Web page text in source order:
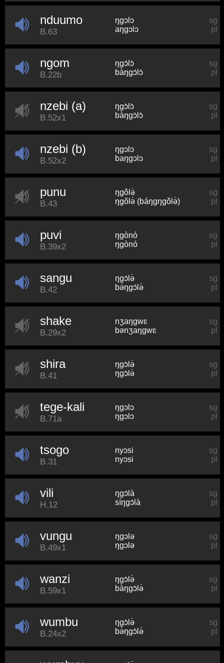
nduumo
B.63
ŋɡɔlɔ
sg
aŋɡɔlɔ
pl
ngom
B.22b
ŋɡɔ́lɔ̀
sg
bàŋɡɔ́lɔ̀
pl
nzebi (a)
B.52x1
ŋɡɔ̀lɔ̀
sg
bàŋɡɔ̀lɔ̀
pl
nzebi (b)
B.52x2
ŋɡɔlɔ
sg
baŋɡɔlɔ
pl
punu
B.43
ŋɡǒlə̀
sg
ŋɡǒlə̀ (báŋɡŋɡǒlə̀)
pl
puvi
B.39x2
ŋɡònó
sg
ŋɡònó
pl
sangu
B.42
ŋɡɔ́lə̀
sg
bə́ŋɡɔ́lə̀
pl
shake
B.29x2
nʒaŋɡwɛ
sg
bənʒaŋɡwɛ
pl
shira
B.41
ŋɡɔ̀lə̀
sg
ŋɡɔ̀lə̀
pl
tege-kali
B.71a
ŋɡɔlɔ
sg
ŋɡɔlɔ
pl
tsogo
B.31
nyɔsi
sg
nyɔsi
pl
vili
H.12
ŋɡɔ́là
sg
síŋɡɔ́là
pl
vungu
B.49x1
ŋɡɔlə
sg
ŋɡɔlə
pl
wanzi
B.59x1
ŋɡɔ̀lə̀
sg
bàŋɡɔ̀lə̀
pl
wumbu
B.24x2
ŋɡɔ̀lə̀
sg
bə̀ŋɡɔ̀lə̀
pl